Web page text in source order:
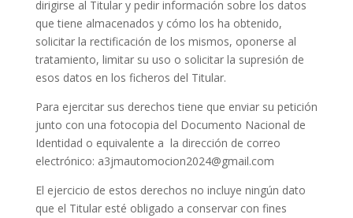
dirigirse al Titular y pedir información sobre los datos
que tiene almacenados y cómo los ha obtenido,
solicitar la rectificación de los mismos, oponerse al
tratamiento, limitar su uso o solicitar la supresión de
esos datos en los ficheros del Titular.
Para ejercitar sus derechos tiene que enviar su petición
junto con una fotocopia del Documento Nacional de
Identidad o equivalente a la dirección de correo
electrónico: a3jmautomocion2024@gmail.com
El ejercicio de estos derechos no incluye ningún dato
que el Titular esté obligado a conservar con fines